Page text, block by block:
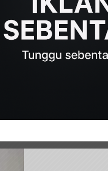
tiada lagi ulama yang tinggal.